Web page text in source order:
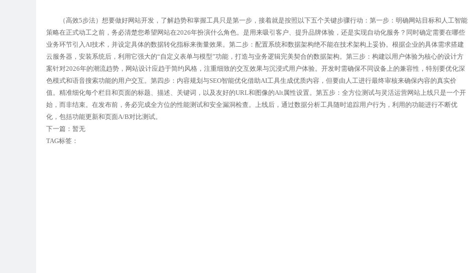
（高效5步法）想要做好网站开发，了解趋势和掌握工具只是第一步，接着就是按照以下五个关键步骤行动：第一步：明确网站目标和人工智能
策略在正式动工之前，务必清楚您希望网站在2026年扮演什么角色。是用来吸引客户、提升品牌体验，还是实现自动化服务？同时确定需要在哪些
业务环节引入AI技术，并设定具体的数据转化指标来衡量效果。第二步：配置系统和数据架构绝不能在技术架构上妥协。根据企业的具体需求搭建
云服务器，安装系统后，利用它强大的“自定义表单与模型”功能，打造与业务逻辑完美契合的数据架构。第三步：构建以用户体验为核心的设计方
案针对2026年的潮流趋势，网站设计应趋于简约风格，注重细致的交互效果与沉浸式用户体验。开发时需确保不同设备上的兼容性，特别要优化深
色模式和语音搜索功能的用户交互。第四步：内容规划与SEO智能优化借助AI工具生成优质内容，但要由人工进行最终审核来确保内容的真实价
值。精准细化每个栏目和页面的标题、描述、关键词，以及友好的URL和图像的Alt属性设置。第五步：全方位测试与灵活运营网站上线只是一个开
始，而非结束。在发布前，务必完成全方位的性能测试和安全漏洞检查。上线后，通过数据分析工具随时追踪用户行为，利用的功能进行不断优
化，包括功能更新和页面A/B对比测试。
下一篇：暂无
TAG标签：